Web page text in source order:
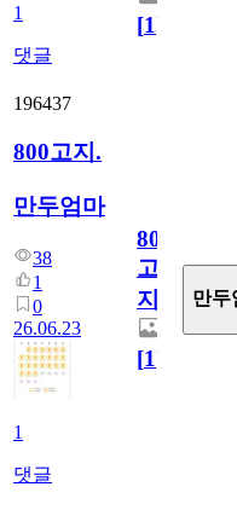
1
댓글
[1]
196437
800고지.
만두엄마
38
1
0
26.06.23
1
댓글
800
고
지.
[1]
만두